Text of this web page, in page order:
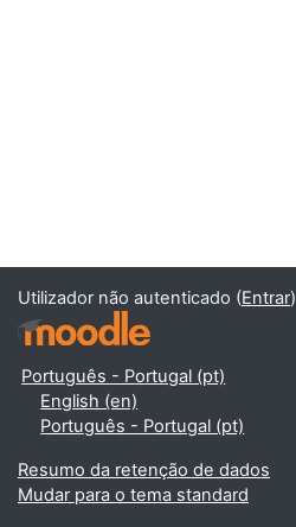
Utilizador não autenticado (Entrar)
Português - Portugal ‎(pt)‎
English ‎(en)‎
Português - Portugal ‎(pt)‎
Resumo da retenção de dados
Mudar para o tema standard